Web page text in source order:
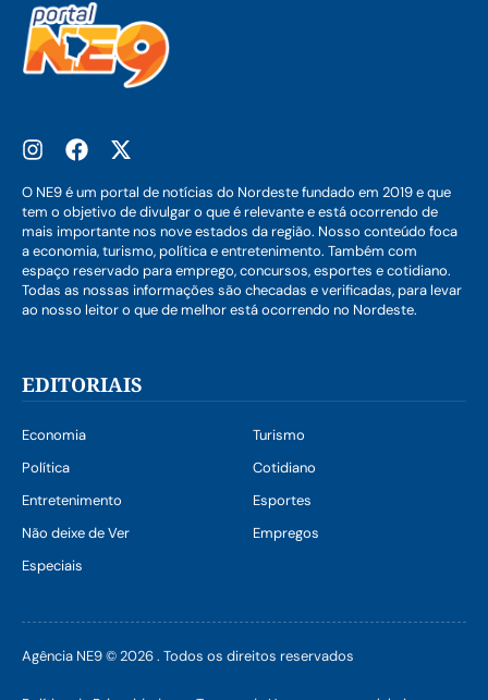
O NE9 é um portal de notícias do Nordeste fundado em 2019 e que
tem o objetivo de divulgar o que é relevante e está ocorrendo de
mais importante nos nove estados da região. Nosso conteúdo foca
a economia, turismo, política e entretenimento. Também com
espaço reservado para emprego, concursos, esportes e cotidiano.
Todas as nossas informações são checadas e verificadas, para levar
ao nosso leitor o que de melhor está ocorrendo no Nordeste.
EDITORIAIS
Economia
Turismo
Política
Cotidiano
Entretenimento
Esportes
Não deixe de Ver
Empregos
Especiais
Agência NE9 © 2026 . Todos os direitos reservados